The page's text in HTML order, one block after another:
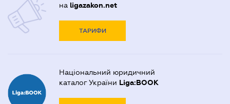
на ligazakon.net
ТАРИФИ
Національний юридичний
каталог України Liga:BOOK